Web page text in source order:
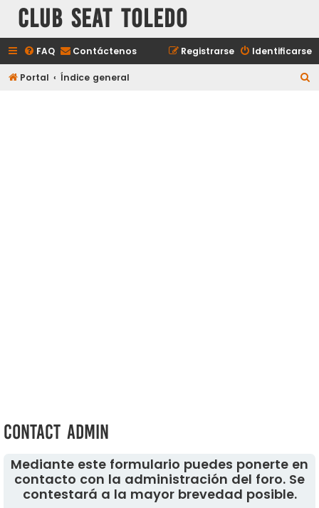
Club Seat Toledo
FAQ Contáctenos Identificarse
Registrarse
Portal Índice general
Contact Admin
Mediante este formulario puedes ponerte en
contacto con la administración del foro. Se
contestará a la mayor brevedad posible.